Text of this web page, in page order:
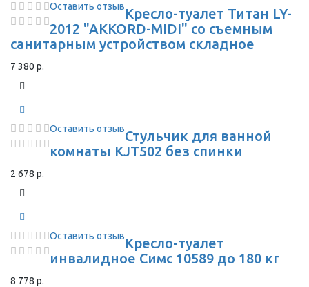
Оставить отзывКресло-туалет Титан LY-
2012 "AKKORD-MIDI" со съемным
санитарным устройством складное
7 380 р.
Оставить отзывСтульчик для ванной
комнаты KJT502 без спинки
2 678 р.
Оставить отзывКресло-туалет
инвалидное Симс 10589 до 180 кг
8 778 р.